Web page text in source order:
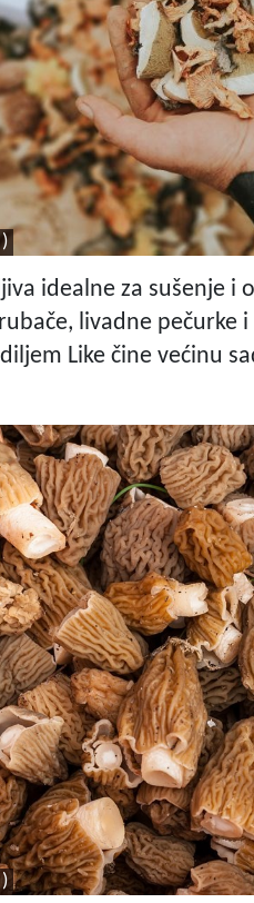
idealne za sušenje i
livadne pečurke
Like čine većinu